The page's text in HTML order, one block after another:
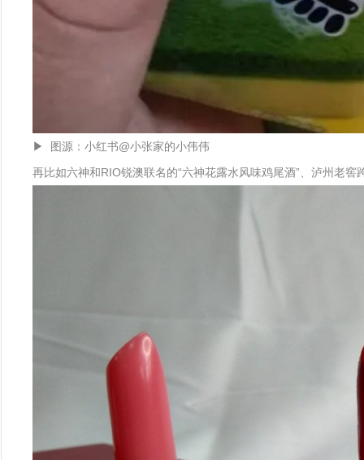
▶ 图源：小红书@小张家的小伟伟
再比如六神和RIO锐澳联名的“六神花露水风味鸡尾酒”、泸州老